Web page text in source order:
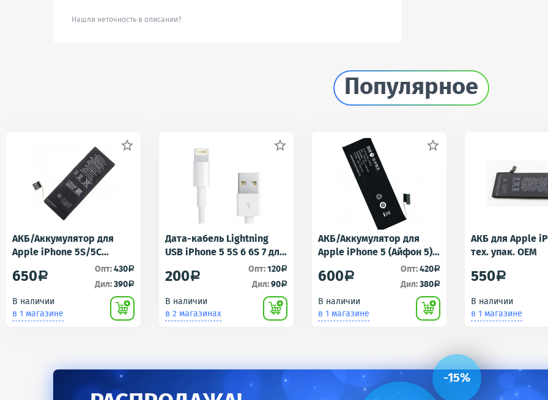
Нашли неточность в описании?
Популярное

АКБ/Аккумулятор для
Apple iPhone 5S/5C
(Айфон 5C/5Ц) тех. упак.
OEM
650a Опт:430a
Дил:390a
В наличии
в 1 магазине

Дата-кабель Lightning
USB iPhone 5 5S 6 6S 7 для
iPad 4 iPad mini iPad Air -
AA
200a Опт:120a
Дил:90a
В наличии
в 2 магазинах

АКБ/Аккумулятор для
Apple iPhone 5 (Айфон 5)
600a Опт:420a
Дил:380a
В наличии
в 1 магазине
АКБ для Apple
тех. упак. OEM
550a
В наличии
в 1 магазине
-15%